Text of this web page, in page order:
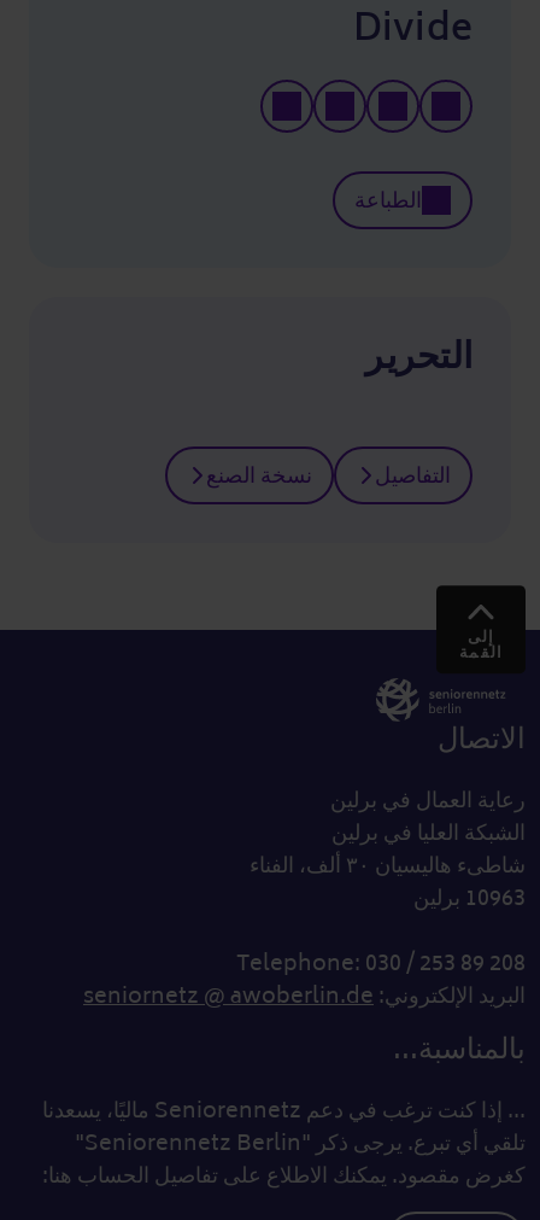
Divide
الطباعة
التحرير
التفاصيل نسخة الصنع
إلى
القمة
الاتصال
رعاية العمال في برلين
الشبكة العليا في برلين
شاطىء هاليسيان ٣٠ ألف، الفناء
10963 برلين
Telephone: 030 / 253 89 208
البريد الإلكتروني:seniornetz @ awoberlin.de
بالمناسبة...
... إذا كنت ترغب في دعم Seniorennetz ماليًا، يسعدنا
تلقي أي تبرع. يرجى ذكر "Seniorennetz Berlin"
كغرض مقصود. يمكنك الاطلاع على تفاصيل الحساب هنا: